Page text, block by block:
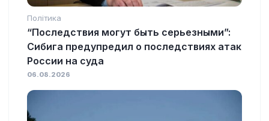
Політика
“Последствия могут быть серьезными”:
Сибига предупредил о последствиях атак
России на суда
06.08.2026